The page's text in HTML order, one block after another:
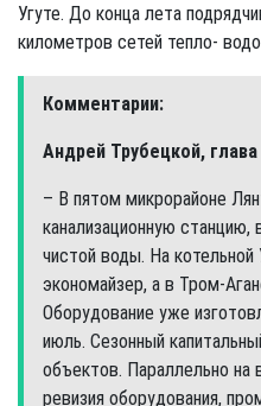
Угуте. До конца лета
километров сетей тепло-
Комментарии:
Андрей Трубецкой,
– В пятом микрорайоне
канализационную станцию,
чистой воды. На котельной
экономайзер, а в Тром-
Оборудование уже
июль. Сезонный
объектов. Параллельно на
ревизия оборудования,